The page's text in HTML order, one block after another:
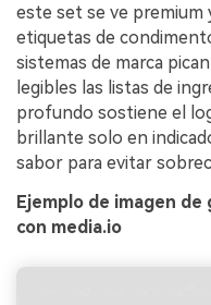
este set se ve premium
etiquetas de
sistemas de marca
legibles las listas de
profundo sostiene el
brillante solo en
sabor para evitar
Ejemplo de imagen
con media.io